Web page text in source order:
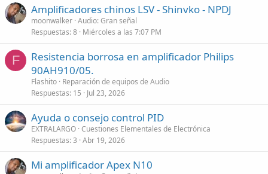
Amplificadores chinos LSV - Shinvko - NPDJ
moonwalker Audio: Gran señal
Respuestas 8 Miércoles a las 7:07 PM
F
Resistencia borrosa en amplificador Philips
90AH910/05.
Flashito Reparación de equipos de Audio
Respuestas 15 Jul 23, 2026
Ayuda o consejo control PID
EXTRALARGO Cuestiones Elementales de Electrónica
Respuestas 3 Abr 19, 2026
Mi amplificador Apex N10